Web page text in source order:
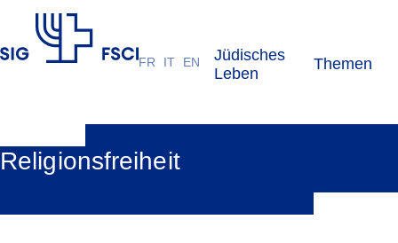
FR IT EN
Jüdisches
Leben
Themen
Religionsfreiheit